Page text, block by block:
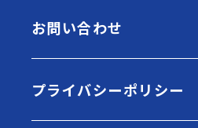
お問い合わせ
プライバシーポリシー